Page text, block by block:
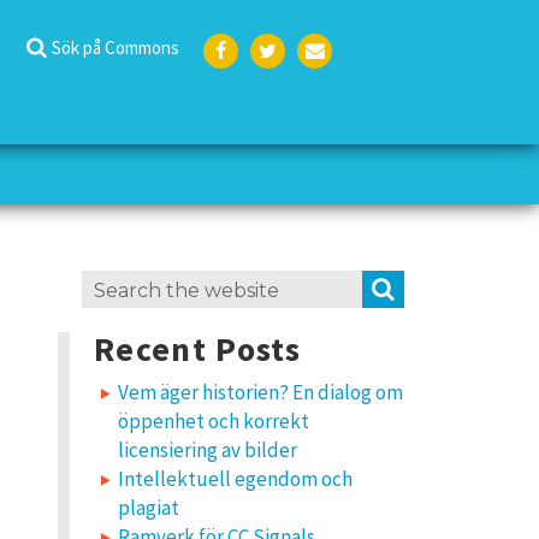
Sök på Commons
k
Search
Recent Posts
Vem äger historien? En dialog om
öppenhet och korrekt
licensiering av bilder
Intellektuell egendom och
plagiat